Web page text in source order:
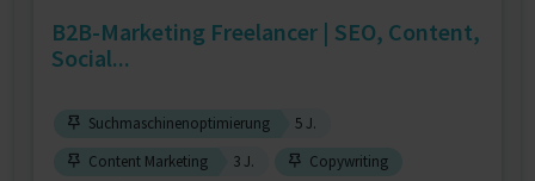
B2B-Marketing Freelancer | SEO, Content,
Social...
Suchmaschinenoptimierung
5 J.
Content Marketing
3 J.
Copywriting